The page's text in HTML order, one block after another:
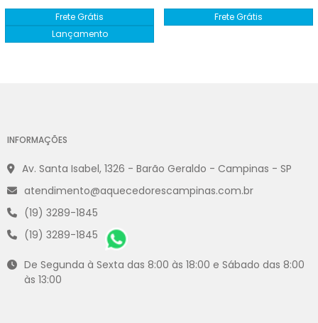
Frete Grátis
Lançamento
Frete Grátis
INFORMAÇÕES
Av. Santa Isabel, 1326 - Barão Geraldo - Campinas - SP
atendimento@aquecedorescampinas.com.br
(19) 3289-1845
(19) 3289-1845
De Segunda à Sexta das 8:00 às 18:00 e Sábado das 8:00
às 13:00